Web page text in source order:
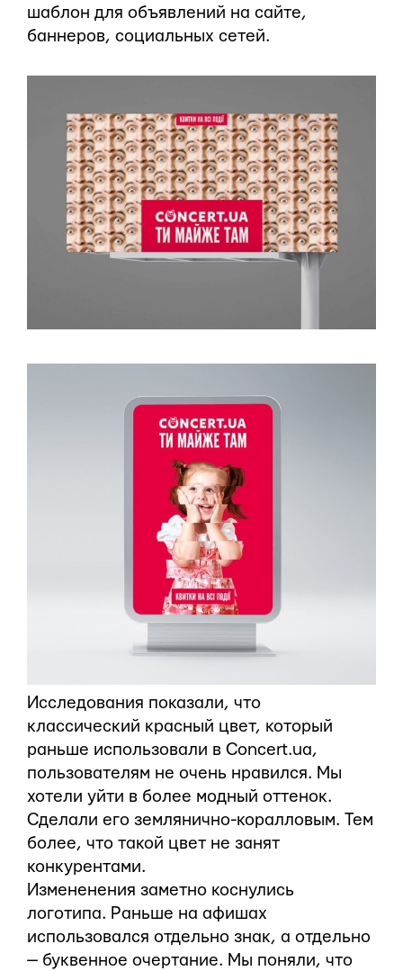
шаблон для объявлений на сайте,
баннеров, социальных сетей.
Исследования показали, что
классический красный цвет, который
раньше использовали в Concert.ua,
пользователям не очень нравился. Мы
хотели уйти в более модный оттенок.
Сделали его землянично-коралловым. Тем
более, что такой цвет не занят
конкурентами.
Измененения заметно коснулись
логотипа. Раньше на афишах
использовался отдельно знак, а отдельно
— буквенное очертание. Мы поняли, что